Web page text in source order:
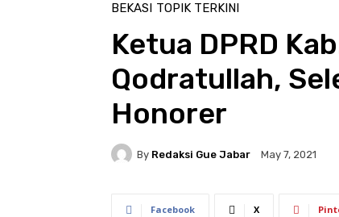
BEKASI TOPIK TERKINI
Ketua DPRD
Qodratullah,
Honorer
By Redaksi Gue Jabar May 7, 2021
Facebook X